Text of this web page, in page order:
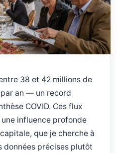
38 et 42 millions de
an — un record
COVID. Ces flux
influence profonde
que je cherche à
données précises plutôt